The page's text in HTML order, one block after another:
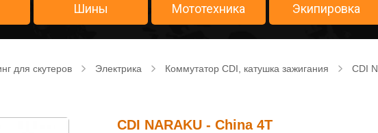
Шины Мототехника Экипировка
для скутеров Электрика Коммутатор CDI, катушка зажигания CDI
CDI NARAKU - China 4T